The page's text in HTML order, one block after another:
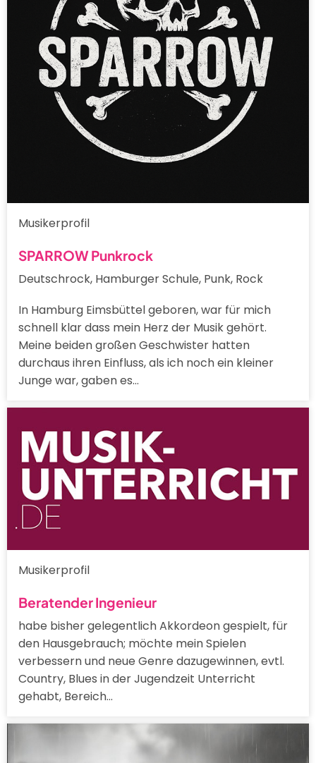
Musikerprofil
SPARROW Punkrock
Deutschrock, Hamburger Schule, Punk, Rock
In Hamburg Eimsbüttel geboren, war für mich
schnell klar dass mein Herz der Musik gehört.
Meine beiden großen Geschwister hatten
durchaus ihren Einfluss, als ich noch ein kleiner
Junge war, gaben es…
Musikerprofil
Beratender Ingenieur
habe bisher gelegentlich Akkordeon gespielt, für
den Hausgebrauch; möchte mein Spielen
verbessern und neue Genre dazugewinnen, evtl.
Country, Blues in der Jugendzeit Unterricht
gehabt, Bereich…